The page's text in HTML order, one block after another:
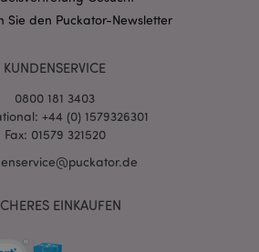
Sie den Puckator-Newsletter
KUNDENSERVICE
0800 181 3403
+44 (0) 1579326301
Fax: 01579 321520
EINKAUFEN